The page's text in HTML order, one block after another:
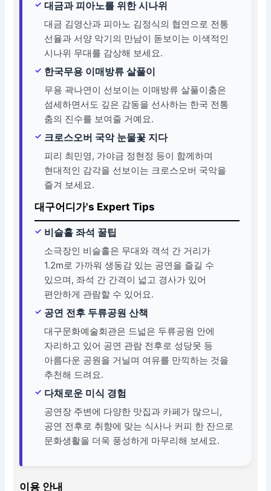
대금과 피아노를 위한 시나위
대금 김영산과 피아노 김정식의 협연으로 전통
선율과 서양 악기의 만남이 돋보이는 이색적인
시나위 무대를 감상해 보세요.
한국무용 이매방류 살풀이
무용 곽나연이 선보이는 이매방류 살풀이춤은
섬세하면서도 깊은 감동을 선사하는 한국 전통
춤의 진수를 보여줄 거예요.
크로스오버 국악 눈물꽃 지다
피리 최민영, 가야금 정현정 등이 함께하며
현대적인 감각을 선보이는 크로스오버 국악을
즐겨 보세요.
대구어디가's Expert Tips
비슬홀 좌석 꿀팁
소극장인 비슬홀은 무대와 객석 간 거리가
1.2m로 가까워 생동감 있는 공연을 즐길 수
있으며, 좌석 간 간격이 넓고 경사가 있어
편안하게 관람할 수 있어요.
공연 전후 두류공원 산책
대구문화예술회관은 드넓은 두류공원 안에
자리하고 있어 공연 관람 전후로 성당못 등
아름다운 공원을 거닐며 여유를 만끽하는 것을
추천해 드려요.
다채로운 미식 경험
공연장 주변에 다양한 맛집과 카페가 많으니,
공연 전후로 취향에 맞는 식사나 커피 한 잔으로
문화생활을 더욱 풍성하게 마무리해 보세요.
이용 안내